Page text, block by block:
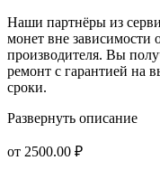
Наши партнёры из
монет вне зависимости
производителя. Вы
ремонт с гарантией на
сроки.
Развернуть описание
от 2500.00 ₽